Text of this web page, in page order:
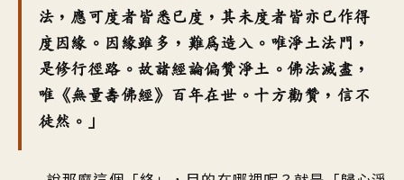
法，應可度者皆悉已度，其未度者皆亦已作得
度因緣。因緣雖多，難為造入。唯淨土法門，
是修行徑路。故諸經論偏贊淨土。佛法滅盡，
唯《無量壽佛經》百年在世。十方勸贊，信不
徒然。」